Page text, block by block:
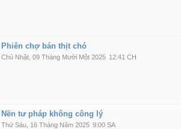
Phiên chợ bán thịt chó
Chủ Nhật, 09 Tháng Mười Một 2025 12:41 CH
Nền tư pháp không công lý
Thứ Sáu, 16 Tháng Năm 2025 9:00 SA